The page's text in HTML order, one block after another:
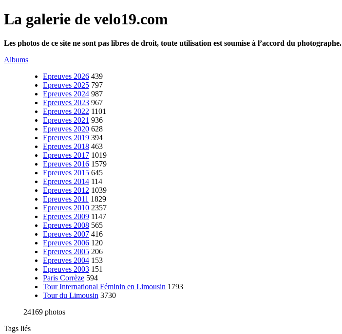
La galerie de velo19.com
Les photos de ce site ne sont pas libres de droit, toute utilisation est soumise à l’accord du photographe.
Albums
Epreuves 2026 439
Epreuves 2025 797
Epreuves 2024 987
Epreuves 2023 967
Epreuves 2022 1101
Epreuves 2021 936
Epreuves 2020 628
Epreuves 2019 394
Epreuves 2018 463
Epreuves 2017 1019
Epreuves 2016 1579
Epreuves 2015 645
Epreuves 2014 114
Epreuves 2012 1039
Epreuves 2011 1829
Epreuves 2010 2357
Epreuves 2009 1147
Epreuves 2008 565
Epreuves 2007 416
Epreuves 2006 120
Epreuves 2005 206
Epreuves 2004 153
Epreuves 2003 151
Paris Corrèze 594
Tour International Féminin en Limousin 1793
Tour du Limousin 3730
24169 photos
Tags liés